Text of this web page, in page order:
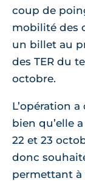
coup de
mobilité des
un billet au
des TER du
octobre.
L’opération
bien qu’elle
22 et 23
donc
permettant